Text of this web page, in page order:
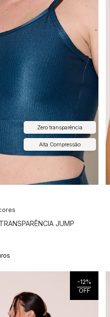
Alta Compressão
Zero transparência
JUMP
-12%
OFF